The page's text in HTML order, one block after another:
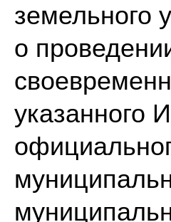
земельного
о
указанного